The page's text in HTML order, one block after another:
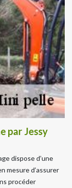
par Jessy
dispose d’une
mesure d’assurer
procéder